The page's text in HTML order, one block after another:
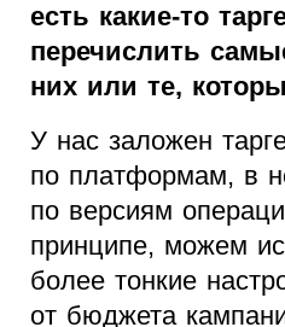
есть какие-то
перечислить
них или те,
У нас заложен
по платформам, в
по версиям
принципе, можем
более тонкие
от бюджета